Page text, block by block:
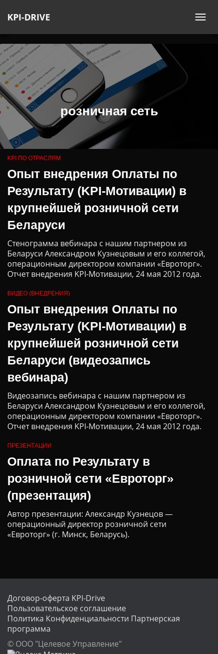
KPI-DRIVE
розничная сеть
KPI ПО ОТРАСЛЯМ
Опыт внедрения Оплаты по
Результату (KPI-Мотивации) в
крупнейшей розничной сети
Беларуси
Стенограмма вебинара с нашим партнером из
Беларуси Александром Кузнецовым и его коллегой,
операционным директором компании «Евроторг».
Отчет внедрения KPI-Мотивации, 24 мая 2012 года.
ВИДЕО (ВНЕДРЕНИЯ)
Опыт внедрения Оплаты по
Результату (KPI-Мотивации) в
крупнейшей розничной сети
Беларуси (видеозапись
вебинара)
Видеозапись вебинара с нашим партнером из
Беларуси Александром Кузнецовым и его коллегой,
операционным директором компании «Евроторг».
Отчет внедрения KPI-Мотивации, 24 мая 2012 года.
ПРЕЗЕНТАЦИИ
Оплата по Результату в
розничной сети «Евроторг»
(презентация)
Автор презентации: Александр Кузнецов —
операционный директор розничной сети
«Евроторг» (г. Минск, Беларусь).
Договор-оферта KPI-Drive
Пользовательское соглашение
Политика Конфиденциальности Партнерская
программа
© ООО "Целевое Управление"